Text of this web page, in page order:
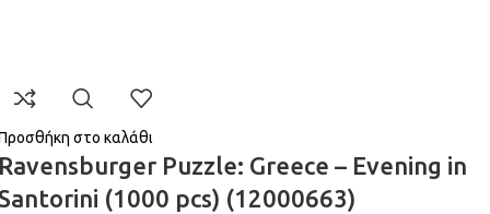
στο καλάθι
Puzzle: Greece – Evening in
(1000 pcs) (12000663)